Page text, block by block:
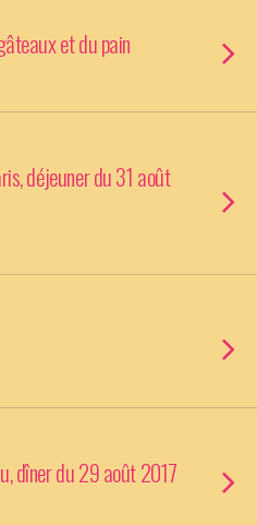
et du pain
déjeuner du 31 août
dîner du 29 août 2017